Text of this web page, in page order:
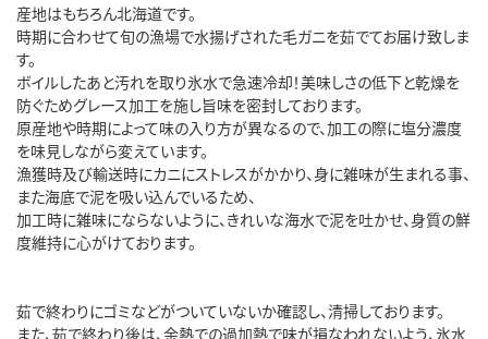
産地はもちろん北海道です。
時期に合わせて旬の漁場で水揚げされた毛ガニを茹でてお届け致しま
す。
ボイルしたあと汚れを取り氷水で急速冷却！美味しさの低下と乾燥を
防ぐためグレース加工を施し旨味を密封しております。
原産地や時期によって味の入り方が異なるので、加工の際に塩分濃度
を味見しながら変えています。
漁獲時及び輸送時にカニにストレスがかかり、身に雑味が生まれる事、
また海底で泥を吸い込んでいるため、
加工時に雑味にならないように、きれいな海水で泥を吐かせ、身質の鮮
度維持に心がけております。
茹で終わりにゴミなどがついていないか確認し、清掃しております。
また、茹で終わり後は、余熱での過加熱で味が損なわれないよう、氷水